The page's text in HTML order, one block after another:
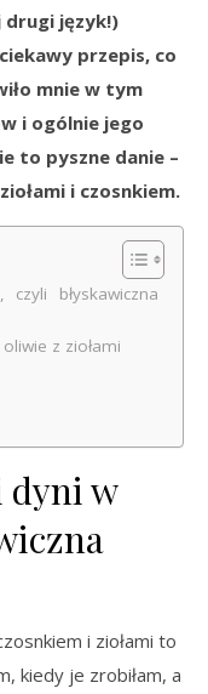
drugi język!)
przepis, co
mnie w tym
i ogólnie jego
to pyszne danie –
i czosnkiem.
błyskawiczna
z ziołami
dyni w
i ziołami to
kiedy je zrobiłam, a